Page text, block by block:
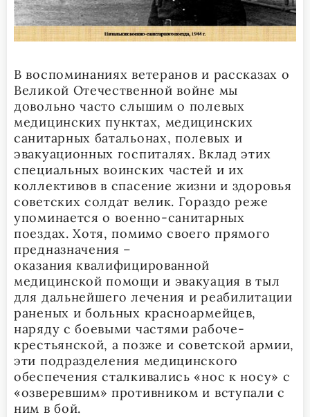
В воспоминаниях ветеранов и рассказах о
Великой Отечественной войне мы
довольно часто слышим о полевых
медицинских пунктах, медицинских
санитарных батальонах, полевых и
эвакуационных госпиталях. Вклад этих
специальных воинских частей и их
коллективов в спасение жизни и здоровья
советских солдат велик. Гораздо реже
упоминается о военно-санитарных
поездах. Хотя, помимо своего прямого
предназначения –
оказания квалифицированной
медицинской помощи и эвакуация в тыл
для дальнейшего лечения и реабилитации
раненых и больных красноармейцев,
наряду с боевыми частями рабоче-
крестьянской, а позже и советской армии,
эти подразделения медицинского
обеспечения сталкивались «нос к носу» с
«озверевшим» противником и вступали с
ним в бой.